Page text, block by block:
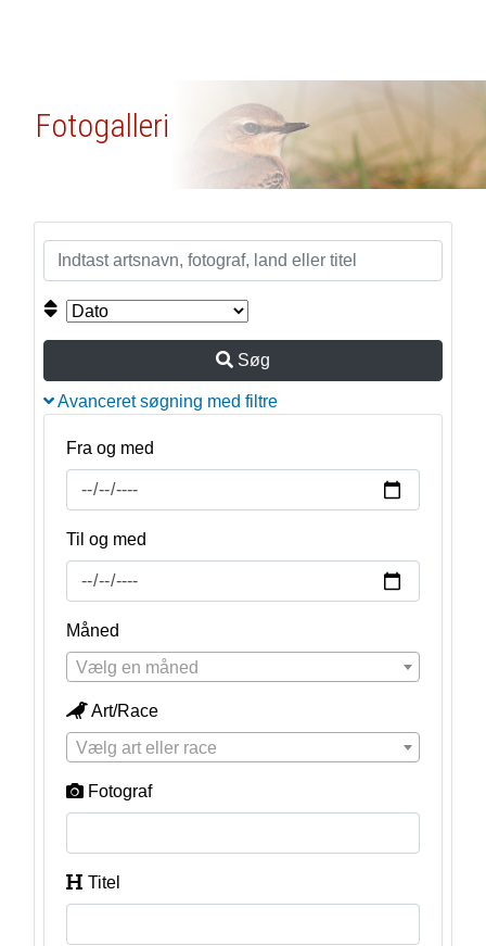
Fotogalleri
Søg
Avanceret søgning med filtre
Fra og med
Til og med
Måned
Vælg en måned
Art/Race
Vælg art eller race
Fotograf
Titel